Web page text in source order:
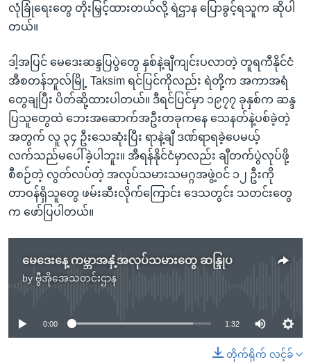
လုံခြုံရေးတွေ တိုးမြှင့်ထားတယ်လို့ ရဲဌာန ပြောခွင့်ရသူက ဆိုပါ
တယ်။
ဒါ့အပြင် မေဒေးဆန္ဒပြပွဲတွေ နှစ်နဲ့ချီကျင်းပလာတဲ့ တူရကီနိုင်ငံ
အီစတန်ဘူလ်မြို့ Taksim ရင်ပြင်ကိုလည်း ရဲတို့က အကာအရံ
တွေချပြီး ပိတ်ဆို့ထားပါတယ်။ ဒီရင်ပြင်မှာ ၁၉၇၇ ခုနှစ်က ဆန္ဒ
ပြသူတွေထဲ ဘေးအဆောက်အဦးတခုကနေ သေနတ်နဲ့ပစ်ခဲ့တဲ့
အတွက် လူ ၃၄ ဦးသေဆုံးပြီး ရာနဲ့ချီ ဒဏ်ရာရခဲ့ပေမယ့်
လက်သည်မပေါ်ခဲ့ပါဘူး။ အီရန်နိုင်ငံမှာလည်း ချီတက်ပွဲလုပ်ဖို့
စီစဉ်တဲ့ လွတ်လပ်တဲ့ အလုပ်သမားသမဂ္ဂအဖွဲ့ဝင် ၁၂ ဦးကို
တာဝန်ရှိသူတွေ ဖမ်းဆီးလိုက်ကြောင်း ဒေသတွင်း သတင်းတွေ
က ဖော်ပြပါတယ်။
မေဒေးနေ့ ကမ္ဘာအနှံ့အလုပ်သမားတွေ ဆန္ဒြုပ
by ဗွီအိုအေသတင်းဌာန
No media source currently available
0:00 1:32
တိုက်ရိုက် လင့်ခ်